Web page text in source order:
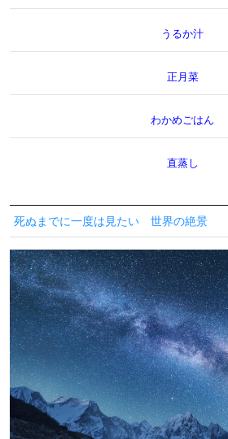
うるか汁
正月菜
わかめごはん
直蒸し
死ぬまでに一度は見たい 世界の絶景